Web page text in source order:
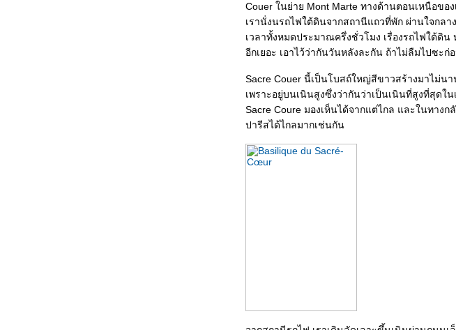
Couer ในย่าย Mont Marte ทางด้านตอนเหนือของ
เรานั่งนรถไฟใต้ดินจากสถานีแถวที่พัก ผ่านใจกล
เวลาทั้งหมดประมาณครึ่งชั่วโมง เรื่องรถไฟใต้ดิน
อีกเยอะ เอาไว้ว่ากันวันหลังละกัน ถ้าไม่ลืมไปซะก่
Sacre Couer นี้เป็นโบสถ์ใหญ่สีขาวสร้างมาไม่น
เพราะอยู่บนเนินสูงซึ่งว่ากันว่าเป็นเนินที่สูงที่สุดใ
Sacre Coure มองเห็นได้จากแต่ไกล และในทาง
ปารีสได้ไกลมากเช่นกัน